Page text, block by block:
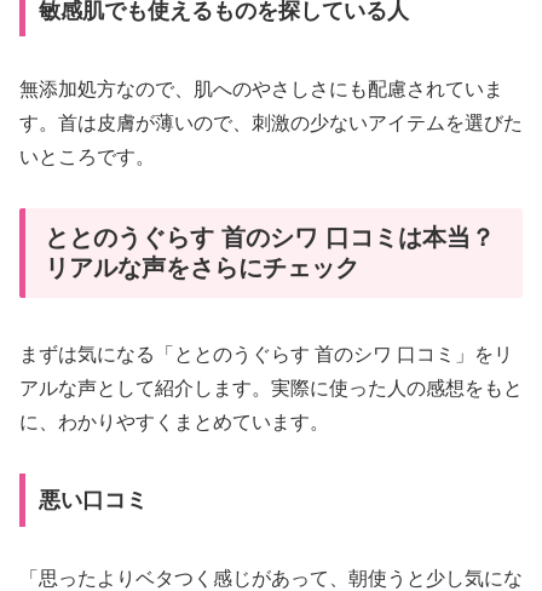
敏感肌でも使えるものを探している人
無添加処方なので、肌へのやさしさにも配慮されていま
す。首は皮膚が薄いので、刺激の少ないアイテムを選びた
いところです。
ととのうぐらす 首のシワ 口コミは本当？
リアルな声をさらにチェック
まずは気になる「ととのうぐらす 首のシワ 口コミ」をリ
アルな声として紹介します。実際に使った人の感想をもと
に、わかりやすくまとめています。
悪い口コミ
「思ったよりベタつく感じがあって、朝使うと少し気にな